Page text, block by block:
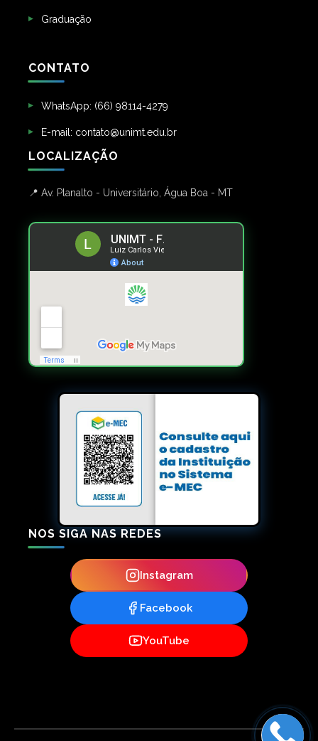
Graduação
CONTATO
WhatsApp: (66) 98114-4279
E-mail: contato@unimt.edu.br
LOCALIZAÇÃO
Av. Planalto - Universitário, Água Boa - MT
NOS SIGA NAS REDES
Instagram
Facebook
YouTube